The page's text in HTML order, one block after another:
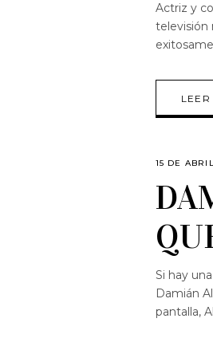
Actriz y
televisión
15 DE
Si hay
Damián
pantalla,